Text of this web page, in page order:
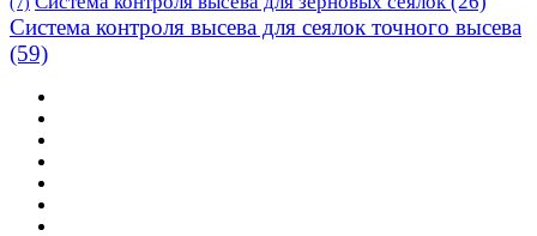
Система контроля высева для сеялок точного высева
(59)